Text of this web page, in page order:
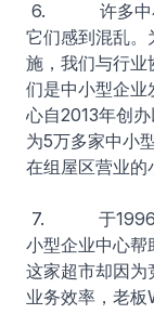
6. 许多中小
它们感到混乱。
施，我们与行业
们是中小型企业
心自2013年创
为5万多家中小
在组屋区营业的
7. 于1996年
小型企业中心帮
这家超市却因为
业务效率，老